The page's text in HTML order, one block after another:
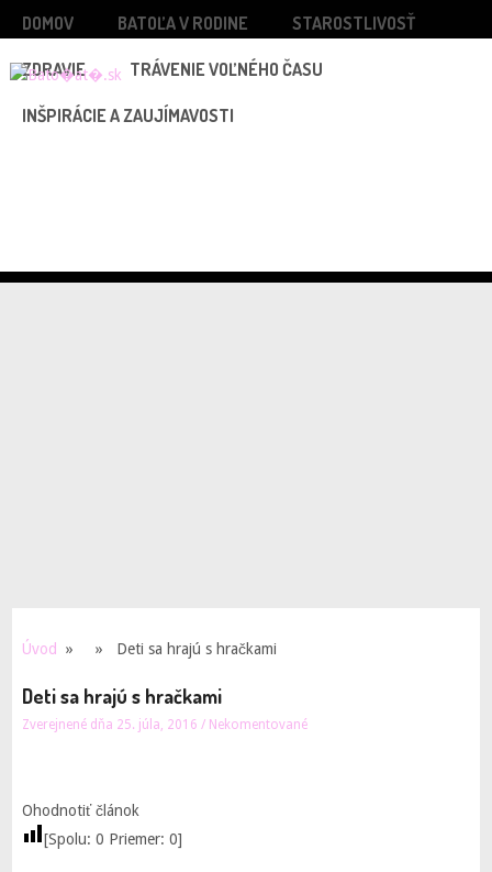
DOMOV BATOĽA V RODINE STAROSTLIVOSŤ
ZDRAVIE TRÁVENIE VOĽNÉHO ČASU
INŠPIRÁCIE A ZAUJÍMAVOSTI
Úvod » » Deti sa hrajú s hračkami
Deti sa hrajú s hračkami
Zverejnené dňa 25. júla, 2016 / Nekomentované
Ohodnotiť článok
[Spolu: 0 Priemer: 0]